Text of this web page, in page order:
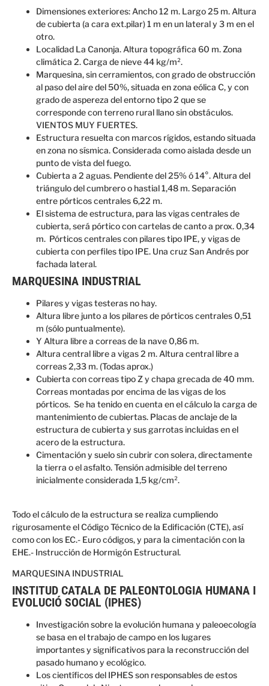
Dimensiones exteriores: Ancho 12 m. Largo 25 m. Altura
de cubierta (a cara ext.pilar) 1 m en un lateral y 3 m en el
otro.
Localidad La Canonja. Altura topográfica 60 m. Zona
climática 2. Carga de nieve 44 kg/m².
Marquesina, sin cerramientos, con grado de obstrucción
al paso del aire del 50%, situada en zona eólica C, y con
grado de aspereza del entorno tipo 2 que se
corresponde con terreno rural llano sin obstáculos.
VIENTOS MUY FUERTES.
Estructura resuelta con marcos rígidos, estando situada
en zona no sísmica. Considerada como aislada desde un
punto de vista del fuego.
Cubierta a 2 aguas. Pendiente del 25% ó 14°. Altura del
triángulo del cumbrero o hastial 1,48 m. Separación
entre pórticos centrales 6,22 m.
El sistema de estructura, para las vigas centrales de
cubierta, será pórtico con cartelas de canto a prox. 0,34
m. Pórticos centrales con pilares tipo IPE, y vigas de
cubierta con perfiles tipo IPE. Una cruz San Andrés por
fachada lateral.
MARQUESINA INDUSTRIAL
Pilares y vigas testeras no hay.
Altura libre junto a los pilares de pórticos centrales 0,51
m (sólo puntualmente).
Y Altura libre a correas de la nave 0,86 m.
Altura central libre a vigas 2 m. Altura central libre a
correas 2,33 m. (Todas aprox.)
Cubierta con correas tipo Z y chapa grecada de 40 mm.
Correas montadas por encima de las vigas de los
pórticos. Se ha tenido en cuenta en el cálculo la carga de
mantenimiento de cubiertas. Placas de anclaje de la
estructura de cubierta y sus garrotas incluidas en el
acero de la estructura.
Cimentación y suelo sin cubrir con solera, directamente
la tierra o el asfalto. Tensión admisible del terreno
inicialmente considerada 1,5 kg/cm².
Todo el cálculo de la estructura se realiza cumpliendo
rigurosamente el Código Técnico de la Edificación (CTE), así
como con los EC.- Euro códigos, y para la cimentación con la
EHE.- Instrucción de Hormigón Estructural.
MARQUESINA INDUSTRIAL
INSTITUD CATALA DE PALEONTOLOGIA HUMANA I
EVOLUCIÓ SOCIAL (IPHES)
Investigación sobre la evolución humana y paleoecología
se basa en el trabajo de campo en los lugares
importantes y significativos para la reconstrucción del
pasado humano y ecológico.
Los científicos del IPHES son responsables de estos